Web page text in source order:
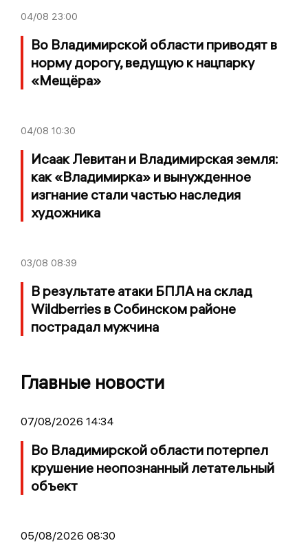
04/08 23:00
Во Владимирской области приводят в
норму дорогу, ведущую к нацпарку
«Мещёра»
04/08 10:30
Исаак Левитан и Владимирская земля:
как «Владимирка» и вынужденное
изгнание стали частью наследия
художника
03/08 08:39
В результате атаки БПЛА на склад
Wildberries в Собинском районе
пострадал мужчина
Главные новости
07/08/2026 14:34
Во Владимирской области потерпел
крушение неопознанный летательный
объект
05/08/2026 08:30